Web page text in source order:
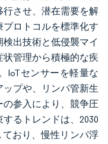
させ、潜在需要を解
ロトコルを標準化す
出技術と低侵襲マイ
管理から積極的な疾
IoTセンサーを軽量な
プや、リンパ管新生
参入により、競争圧
るトレンドは、2030
おり、慢性リンパ浮